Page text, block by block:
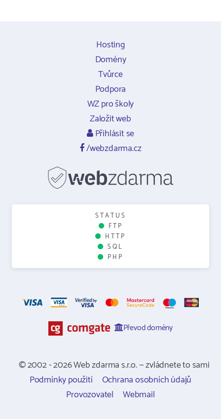
Hosting
Domény
Tvůrce
Podpora
WZ pro školy
Založit web
Přihlásit se
/webzdarma.cz
STATUS
FTP
HTTP
SQL
PHP
Převod domény
© 2002 - 2026 Web zdarma s.r.o. — zvládnete to sami
Podmínky použití
Ochrana osobních údajů
Provozovatel
Webmail